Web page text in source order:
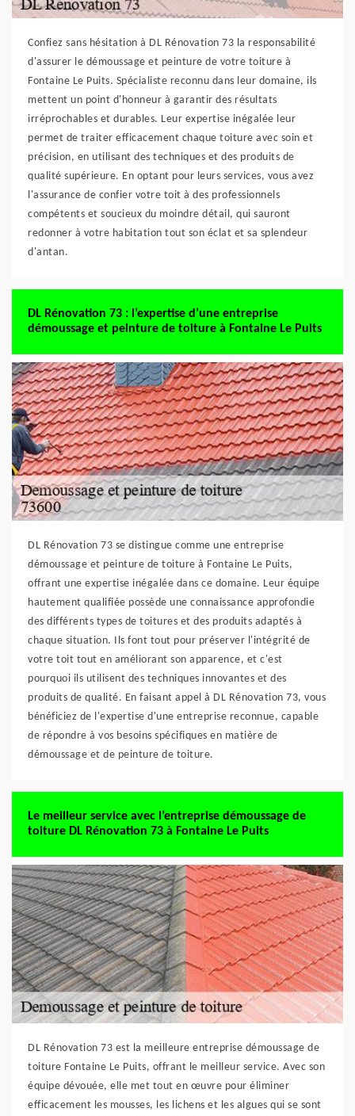
Confiez sans hésitation à DL Rénovation 73 la responsabilité
d'assurer le démoussage et peinture de votre toiture à
Fontaine Le Puits. Spécialiste reconnu dans leur domaine, ils
mettent un point d'honneur à garantir des résultats
irréprochables et durables. Leur expertise inégalée leur
permet de traiter efficacement chaque toiture avec soin et
précision, en utilisant des techniques et des produits de
qualité supérieure. En optant pour leurs services, vous avez
l'assurance de confier votre toit à des professionnels
compétents et soucieux du moindre détail, qui sauront
redonner à votre habitation tout son éclat et sa splendeur
d'antan.
DL Rénovation 73 : l’expertise d’une entreprise
démoussage et peinture de toiture à Fontaine Le Puits
DL Rénovation 73 se distingue comme une entreprise
démoussage et peinture de toiture à Fontaine Le Puits,
offrant une expertise inégalée dans ce domaine. Leur équipe
hautement qualifiée possède une connaissance approfondie
des différents types de toitures et des produits adaptés à
chaque situation. Ils font tout pour préserver l'intégrité de
votre toit tout en améliorant son apparence, et c'est
pourquoi ils utilisent des techniques innovantes et des
produits de qualité. En faisant appel à DL Rénovation 73, vous
bénéficiez de l'expertise d'une entreprise reconnue, capable
de répondre à vos besoins spécifiques en matière de
démoussage et de peinture de toiture.
Le meilleur service avec l’entreprise démoussage de
toiture DL Rénovation 73 à Fontaine Le Puits
DL Rénovation 73 est la meilleure entreprise démoussage de
toiture Fontaine Le Puits, offrant le meilleur service. Avec son
équipe dévouée, elle met tout en œuvre pour éliminer
efficacement les mousses, les lichens et les algues qui se sont